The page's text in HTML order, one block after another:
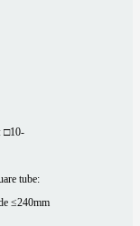
□10-
tube:
≤240mm